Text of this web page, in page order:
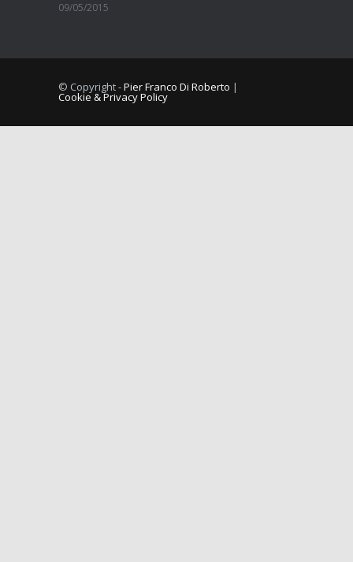
09/05/2015
Comorbilità tra dolore muscolo scheletrico cronico e
10/09/2014
© Copyright -Pier Franco Di Roberto |
Cookie & Privacy Policy